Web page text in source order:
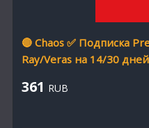
🔴 Chaos ✅ Подписка
Ray/Veras на 14/30 дней
361 RUB